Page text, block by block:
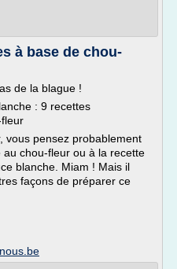
à base de chou-
de la blague !
: 9 recettes
vous pensez probablement
chou-fleur ou à la recette
blanche. Miam ! Mais il
façons de préparer ce